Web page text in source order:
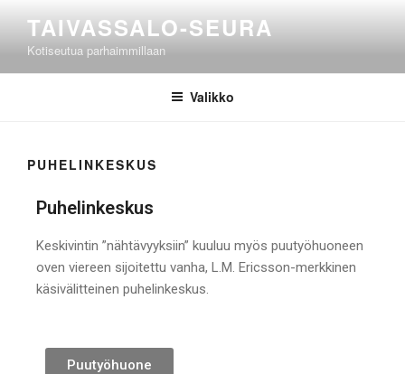
TAIVASSALO-SEURA
Kotiseutua parhaimmillaan
Valikko
PUHELINKESKUS
Puhelinkeskus
Keskivintin ”nähtävyyksiin” kuuluu myös puutyöhuoneen
oven viereen sijoitettu vanha, L.M. Ericsson-merkkinen
käsivälitteinen puhelinkeskus.
Puutyöhuone